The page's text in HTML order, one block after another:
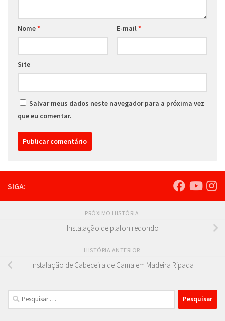
Nome* E-mail *
Site
Salvar meus dados neste navegador para a próxima vez
que eu comentar.
SIGA:
PRÓXIMO HISTÓRIA
Instalação de plafon redondo
HISTÓRIA ANTERIOR
Instalação de Cabeceira de Cama em Madeira Ripada
Pesquisar
por: